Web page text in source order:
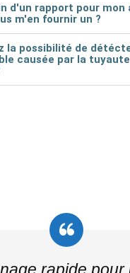
d'un rapport pour mon
m'en fournir un ?
la possibilité de
causée par la
rapide pour